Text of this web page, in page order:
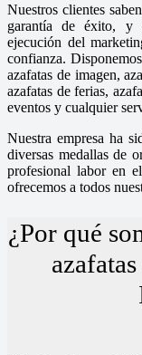
Nuestros clientes
garantía de éxito, y
ejecución del
confianza.
azafatas de imagen,
azafatas de ferias,
eventos y cualquier
Nuestra empresa ha
diversas medallas de
profesional labor en
ofrecemos a todos
¿Por qué